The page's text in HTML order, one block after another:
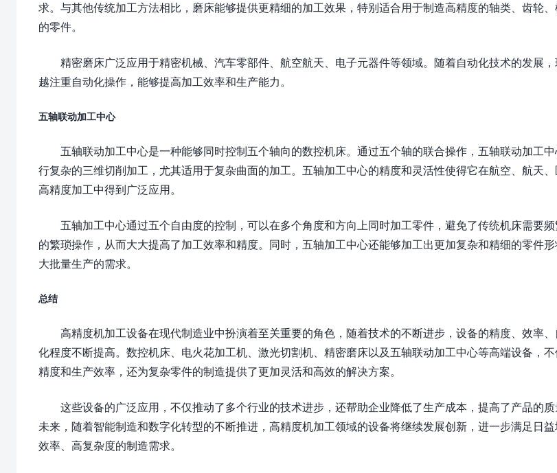
求。与其他传统加工方法相比，磨床能够提供更精细的加工效果，特别适合用于制造高精度的轴类、齿轮
的零件。
精密磨床广泛应用于精密机械、汽车零部件、航空航天、电子元器件等领域。随着自动化技术的发展
越注重自动化操作，能够提高加工效率和生产能力。
五轴联动加工中心
五轴联动加工中心是一种能够同时控制五个轴向的数控机床。通过五个轴的联合操作，五轴联动加工
行复杂的三维切削加工，尤其适用于复杂曲面的加工。五轴加工中心的精度和灵活性使得它在航空、航天
高精度加工中得到广泛应用。
五轴加工中心通过五个自由度的控制，可以在多个角度和方向上同时加工零件，避免了传统机床需要
的繁琐操作，从而大大提高了加工效率和精度。同时，五轴加工中心还能够加工出更加复杂和精细的零件形
大批量生产的需求。
总结
高精度机加工设备在现代制造业中扮演着至关重要的角色，随着技术的不断进步，设备的精度、效率
化程度不断提高。数控机床、电火花加工机、激光切割机、精密磨床以及五轴联动加工中心等高端设备，
精度和生产效率，还为复杂零件的制造提供了更加灵活和高效的解决方案。
这些设备的广泛应用，不仅推动了多个行业的技术进步，还帮助企业降低了生产成本，提高了产品的质
未来，随着智能制造和数字化转型的不断推进，高精度机加工领域的设备将继续发展创新，进一步满足日
效率、高复杂度的制造需求。